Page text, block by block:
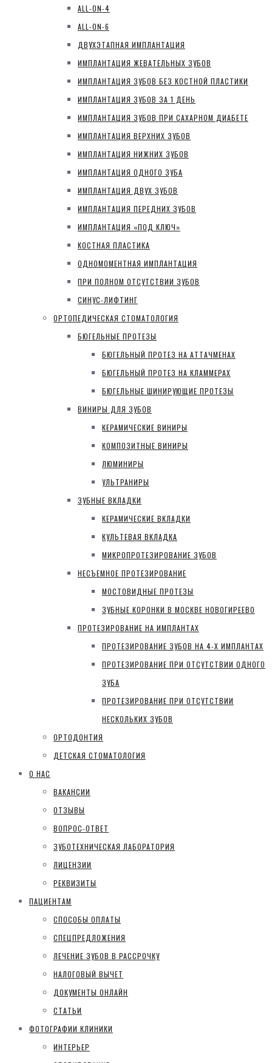
ALL-ON-4
ALL-ON-6
ДВУХЭТАПНАЯ ИМПЛАНТАЦИЯ
ИМПЛАНТАЦИЯ ЖЕВАТЕЛЬНЫХ ЗУБОВ
ИМПЛАНТАЦИЯ ЗУБОВ БЕЗ КОСТНОЙ ПЛАСТИКИ
ИМПЛАНТАЦИЯ ЗУБОВ ЗА 1 ДЕНЬ
ИМПЛАНТАЦИЯ ЗУБОВ ПРИ САХАРНОМ ДИАБЕТЕ
ИМПЛАНТАЦИЯ ВЕРХНИХ ЗУБОВ
ИМПЛАНТАЦИЯ НИЖНИХ ЗУБОВ
ИМПЛАНТАЦИЯ ОДНОГО ЗУБА
ИМПЛАНТАЦИЯ ДВУХ ЗУБОВ
ИМПЛАНТАЦИЯ ПЕРЕДНИХ ЗУБОВ
ИМПЛАНТАЦИЯ «ПОД КЛЮЧ»
КОСТНАЯ ПЛАСТИКА
ОДНОМОМЕНТНАЯ ИМПЛАНТАЦИЯ
ПРИ ПОЛНОМ ОТСУТСТВИИ ЗУБОВ
СИНУС-ЛИФТИНГ
ОРТОПЕДИЧЕСКАЯ СТОМАТОЛОГИЯ
БЮГЕЛЬНЫЕ ПРОТЕЗЫ
БЮГЕЛЬНЫЙ ПРОТЕЗ НА АТТАЧМЕНАХ
БЮГЕЛЬНЫЙ ПРОТЕЗ НА КЛАММЕРАХ
БЮГЕЛЬНЫЕ ШИНИРУЮЩИЕ ПРОТЕЗЫ
ВИНИРЫ ДЛЯ ЗУБОВ
КЕРАМИЧЕСКИЕ ВИНИРЫ
КОМПОЗИТНЫЕ ВИНИРЫ
ЛЮМИНИРЫ
УЛЬТРАНИРЫ
ЗУБНЫЕ ВКЛАДКИ
КЕРАМИЧЕСКИЕ ВКЛАДКИ
КУЛЬТЕВАЯ ВКЛАДКА
МИКРОПРОТЕЗИРОВАНИЕ ЗУБОВ
НЕСЪЕМНОЕ ПРОТЕЗИРОВАНИЕ
МОСТОВИДНЫЕ ПРОТЕЗЫ
ЗУБНЫЕ КОРОНКИ В МОСКВЕ НОВОГИРЕЕВО
ПРОТЕЗИРОВАНИЕ НА ИМПЛАНТАХ
ПРОТЕЗИРОВАНИЕ ЗУБОВ НА 4-Х ИМПЛАНТАХ
ПРОТЕЗИРОВАНИЕ ПРИ ОТСУТСТВИИ ОДНОГО
ЗУБА
ПРОТЕЗИРОВАНИЕ ПРИ ОТСУТСТВИИ
НЕСКОЛЬКИХ ЗУБОВ
ОРТОДОНТИЯ
ДЕТСКАЯ СТОМАТОЛОГИЯ
О НАС
ВАКАНСИИ
ОТЗЫВЫ
ВОПРОС-ОТВЕТ
ЗУБОТЕХНИЧЕСКАЯ ЛАБОРАТОРИЯ
ЛИЦЕНЗИИ
РЕКВИЗИТЫ
ПАЦИЕНТАМ
СПОСОБЫ ОПЛАТЫ
СПЕЦПРЕДЛОЖЕНИЯ
ЛЕЧЕНИЕ ЗУБОВ В РАССРОЧКУ
НАЛОГОВЫЙ ВЫЧЕТ
ДОКУМЕНТЫ ОНЛАЙН
СТАТЬИ
ФОТОГРАФИИ КЛИНИКИ
ИНТЕРЬЕР